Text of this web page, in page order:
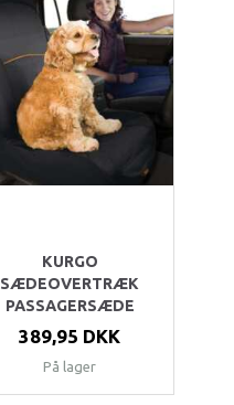
KURGO
SÆDEOVERTRÆK
PASSAGERSÆDE
389,95 DKK
På lager